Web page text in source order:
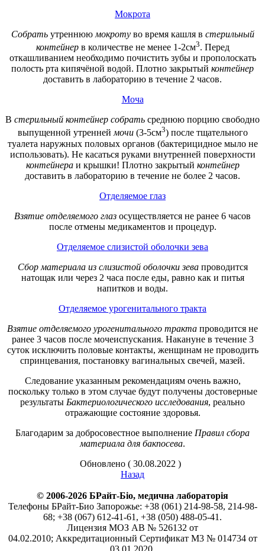
Мокрота
Собратьутреннюю мокротуво время кашля в стерильный
контейнерв количестве не менее 1-2см3. Перед
откашливанием необходимо почистить зубы и прополоскать
полость рта кипячёной водой. Плотно закрытый контейнер
доставить в лабораторию в течение 2 часов.
Моча
В стерильный контейнер собрать среднюю порцию свободно
выпущенной утреннеймочи(3-5см3) после тщательного
туалета наружных половых органов (бактерицидное мыло не
использовать). Не касаться руками внутренней поверхности
контейнераи крышки! Плотно закрытый контейнер
доставить в лабораторию в течение не более 2 часов.
Отделяемое глаз
Взятие отделяемого глаз осуществляется не ранее 6 часов
после отмены медикаментов и процедур.
Отделяемое слизистой оболочки зева
Сбор материала из слизистой оболочки зевапроводится
натощак или через 2 часа после еды, равно как и питья
напитков и воды.
Отделяемое урогенитального тракта
Взятие отделяемого урогенитального тракта проводится не
ранее 3 часов после мочеиспускания. Накануне в течение 3
суток исключить половые контакты, женщинам не проводить
спринцевания, постановку вагинальных свечей, мазей.
Следование указанным рекомендациям очень важно,
поскольку только в этом случае будут получены достоверные
результаты Бактериологического исследования, реально
отражающие состояние здоровья.
Благодарим за добросовестное выполнение Правил сбора
материала для бакпосева.
Обновлено ( 30.08.2022 )
Назад
© 2006-2026 БРайт-Біо, медична лабораторія
Телефоны БРайт-Био Запорожье: +38 (061) 214-98-58, 214-98-
68; +38 (067) 612-41-61, +38 (050) 488-05-41.
Лицензия МОЗ АВ № 526132 от
04.02.2010; Аккредитационный Сертификат М3 № 014734 от
03.01.2020.